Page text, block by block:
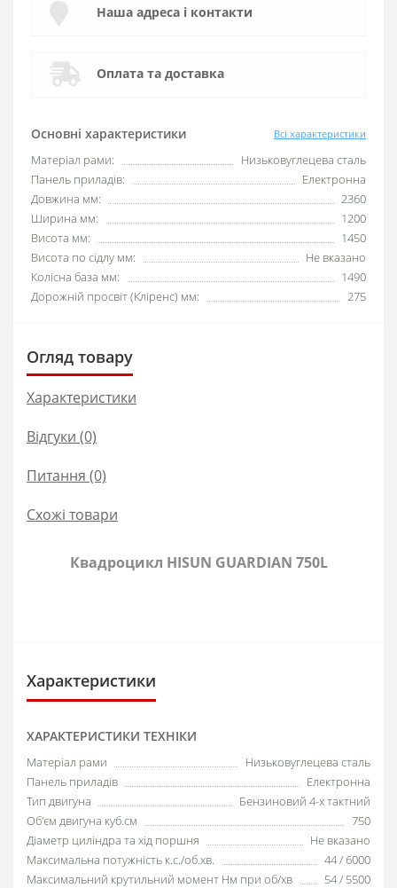
Основні характеристики Всі характеристики
Матеріал рами:
Низьковуглецева сталь
Панель приладів:
Електронна
Довжина мм:
2360
Ширина мм:
1200
Висота мм:
1450
Висота по сідлу мм:
Не вказано
Колісна база мм:
1490
Дорожній просвіт (Кліренс) мм:
275
Наша адреса і контакти
Оплата та доставка
Огляд товару
Характеристики
Відгуки (0)
Питання (0)
Схожі товари
Квадроцикл HISUN GUARDIAN 750L
Характеристики
ХАРАКТЕРИСТИКИ ТЕХНІКИ
Матеріал рами
Низьковуглецева сталь
Панель приладів
Електронна
Тип двигуна
Бензиновий 4-х тактний
Об'єм двигуна куб.см
750
Діаметр циліндра та хід поршня
Не вказано
Максимальна потужність к.с./об.хв.
44 / 6000
Максимальний крутильний момент Нм при об/хв
54 / 5500